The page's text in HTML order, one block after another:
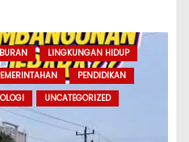
LINGKUNGAN HIDUP
PENDIDIKAN
UNCATEGORIZED